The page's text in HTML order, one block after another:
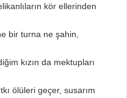
kör ellerinden
bir turna ne şahin,
kızın da mektupları
ölüleri geçer, susarım